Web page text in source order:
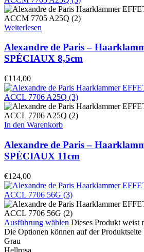
Weiterlesen
Alexandre de Paris –
SPÉCIAUX 8,5cm
€114,00
In den Warenkorb
Alexandre de Paris –
SPÉCIAUX 11cm
€124,00
Ausführung wählen Dieses Produkt weist
Die Optionen können auf der Produktseite
Grau
Hellrosa